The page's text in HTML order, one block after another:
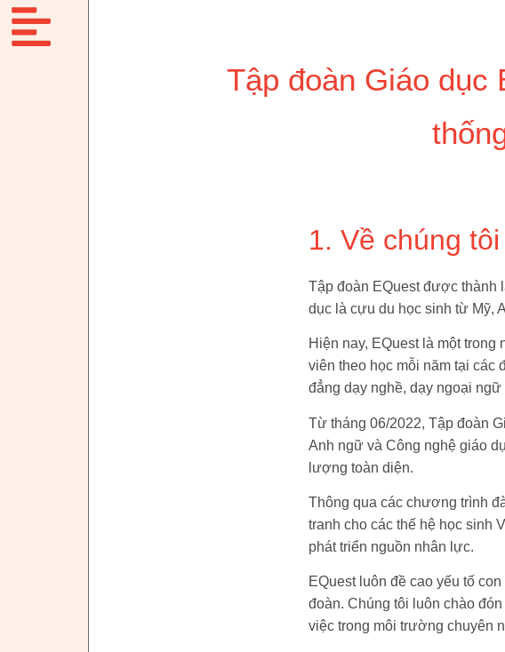
Tập đoàn Giáo dục
1. Về chúng tôi
Tập đoàn EQuest được thành
dục là cựu du học sinh từ Mỹ,
Hiện nay, EQuest là một
viên theo học mỗi năm tại các
đẳng dạy nghề, dạy ngoại
Từ tháng 06/2022, Tập đoàn
Anh ngữ và Công nghệ giáo
lượng toàn diện.
Thông qua các chương trình
tranh cho các thế hệ học sinh
phát triển nguồn nhân lực.
EQuest luôn đề cao yếu tố
đoàn. Chúng tôi luôn chào
việc trong môi trường chuyên